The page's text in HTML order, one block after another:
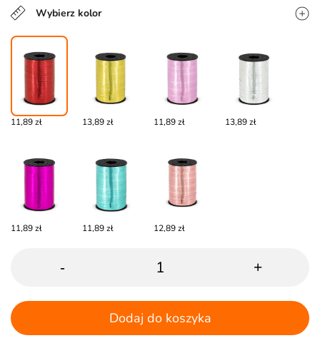
Wybierz kolor
11,89 zł 13,89 zł 11,89 zł 13,89 zł
11,89 zł 11,89 zł 12,89 zł
- +
Dodaj do koszyka